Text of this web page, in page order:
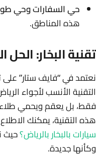
حي السفارات وحي
هذه المناطق.
تقنية البخار:
نعتمد في “فايف ستار” على
التقنية الأنسب لأجواء
فقط، بل يعقم ويحمي طلاء
هذه التقنية، يمكنك
سيارات بالبخار بالرياض؟
وكأنها جديدة.